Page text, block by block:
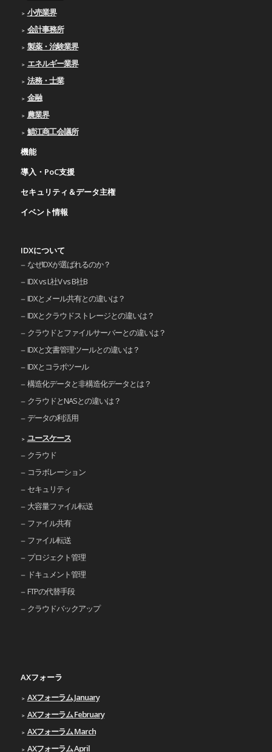
小売業界
会計事務所
製薬・治験業界
エネルギー業界
法務・士業
金融
農業界
鯖江商工会議所
機能
導入・PoC支援
セキュリティ＆データ主権
イベント情報
IDXについて
なぜIDXが選ばれるのか？
IDX vs L社V vs B社B
IDXとメール共有との違いは？
IDXとクラウドストレージとの違いは？
クラウドとファイルサーバーとの違いは？
IDXと文書管理ツールとの違いは？
IDXとコラボツール
構造化データと非構造化データとは？
クラウドとNASとの違いは？
データの利活用
ユースケース
クラウド
コラボレーション
セキュリティ
大容量ファイル転送
ファイル共有
ファイル転送
プロジェクト管理
ドキュメント管理
FTPの代替手段
クラウドバックアップ
AXフォーラ
AXフォーラム January
AXフォーラム February
AXフォーラム March
AXフォーラム April